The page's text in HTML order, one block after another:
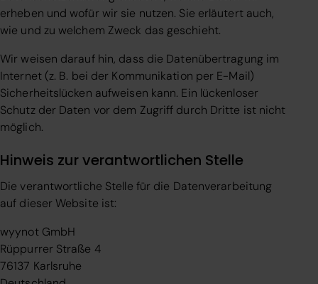
erheben und wofür wir sie nutzen. Sie erläutert auch,
wie und zu welchem Zweck das geschieht.
Wir weisen darauf hin, dass die Datenübertragung im
Internet (z. B. bei der Kommunikation per E-Mail)
Sicherheitslücken aufweisen kann. Ein lückenloser
Schutz der Daten vor dem Zugriff durch Dritte ist nicht
möglich.
Hinweis zur verantwortlichen Stelle
Die verantwortliche Stelle für die Datenverarbeitung
auf dieser Website ist:
wyynot GmbH
Rüppurrer Straße 4
76137 Karlsruhe